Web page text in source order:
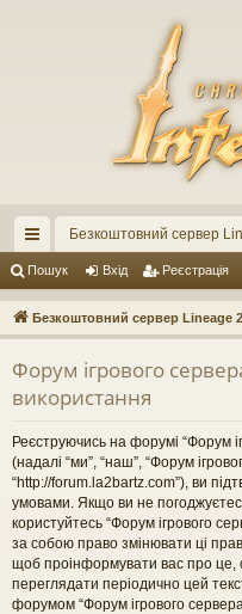
ви
дк
ий
до
уп
Безкоштовний сервер
Пошук Вхід Реєстрація
Безкоштовний сервер Lineage
Форум ігрового
використання
Реєструючись на форумі “Форум
(надалі “ми”, “наш”, “Форум
“http://forum.la2bartz.com”), ви
умовами. Якщо ви не
користуйтесь “Форум ігрового
за собою право змінювати ці
щоб проінформувати вас про це,
переглядати періодично цей
форумом “Форум ігрового